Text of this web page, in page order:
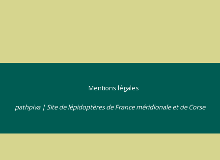
Mentions légales
pathpiva | Site de lépidoptères de France méridionale et de Corse